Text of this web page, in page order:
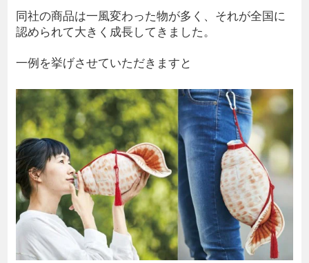
同社の商品は一風変わった物が多く、それが全国に
認められて大きく成長してきました。
一例を挙げさせていただきますと